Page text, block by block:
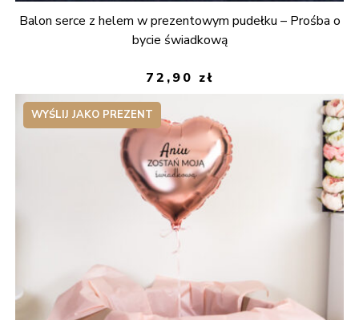
Balon serce z helem w prezentowym pudełku – Prośba o
bycie świadkową
72,90 zł
WYŚLIJ JAKO PREZENT